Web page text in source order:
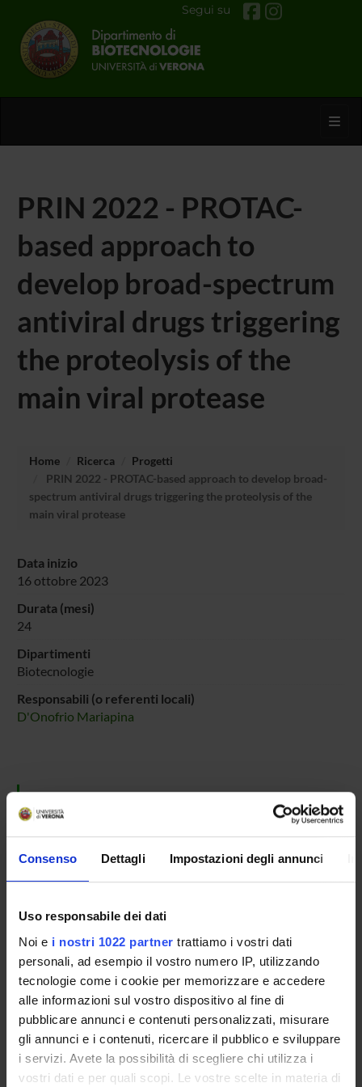
Consenso Dettagli Impostazioni degli annunci
Uso responsabile dei dati
Noi e i nostri 1022 partner trattiamo i vostri dati
personali, ad esempio il vostro numero IP, utilizzando
tecnologie come i cookie per memorizzare e accedere
alle informazioni sul vostro dispositivo al fine di
pubblicare annunci e contenuti personalizzati, misurare
gli annunci e i contenuti, ricercare il pubblico e sviluppare
i servizi. Avete la possibilità di scegliere chi utilizza i
vostri dati e per quali scopi. Le vostre scelte in materia di
Segui su
PRIN 2022 - PROTAC-
based approach to
develop broad-spectrum
antiviral drugs triggering
the proteolysis of the
main viral protease
Home Ricerca
Progetti
PRIN 2022 - PROTAC-based approach to develop broad-
spectrum antiviral drugs triggering the proteolysis of the
main viral protease
Data inizio
16 ottobre 2023
Durata (mesi)
24
Dipartimenti
Biotecnologie
Responsabili (o referenti locali)
D'Onofrio Mariapina
PARTECIPANTI AL PROGETTO
AREE DI RICERCA COINVOLTE DAL PROGETTO
Proteomica strutturale, funzionale e di espressione
Biological chemistry
Proteomica strutturale, funzionale e di espressione
Molecular interactions